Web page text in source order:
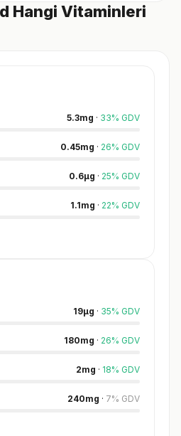
Hangi Vitaminleri
5.3mg · 33% GDV
0.45mg · 26% GDV
0.6µg · 25% GDV
1.1mg · 22% GDV
19µg · 35% GDV
180mg · 26% GDV
2mg · 18% GDV
240mg · 7% GDV